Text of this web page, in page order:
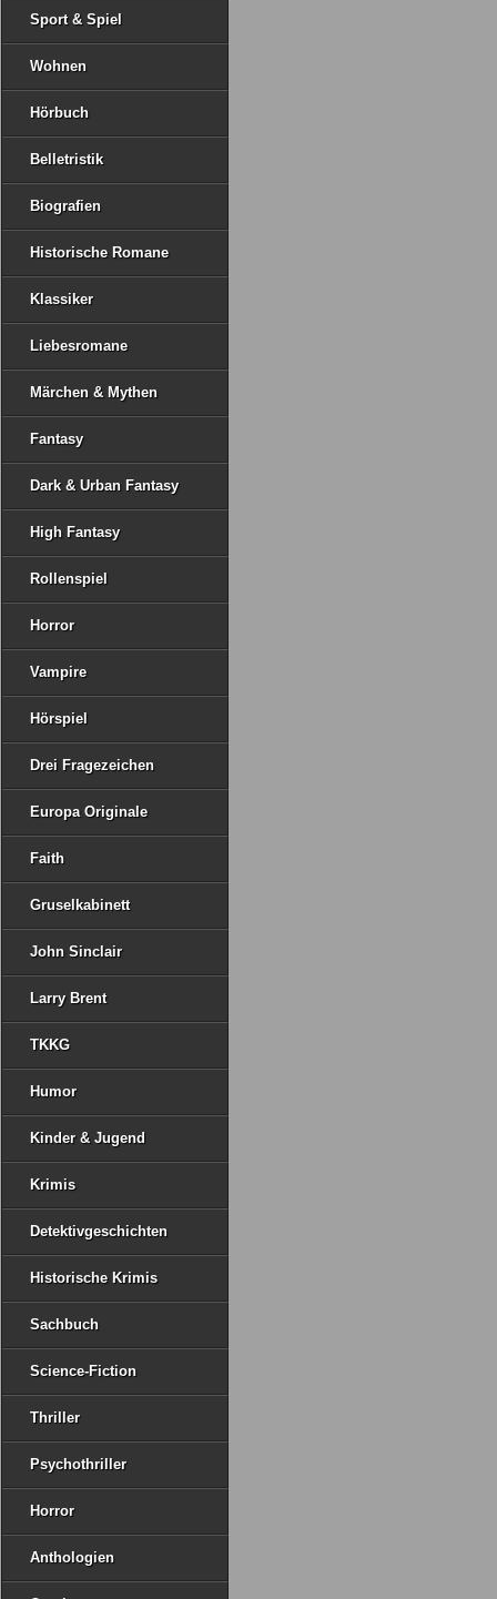
Sport & Spiel
Wohnen
Hörbuch
Belletristik
Biografien
Historische Romane
Klassiker
Liebesromane
Märchen & Mythen
Fantasy
Dark & Urban Fantasy
High Fantasy
Rollenspiel
Horror
Vampire
Hörspiel
Drei Fragezeichen
Europa Originale
Faith
Gruselkabinett
John Sinclair
Larry Brent
TKKG
Humor
Kinder & Jugend
Krimis
Detektivgeschichten
Historische Krimis
Sachbuch
Science-Fiction
Thriller
Psychothriller
Horror
Anthologien